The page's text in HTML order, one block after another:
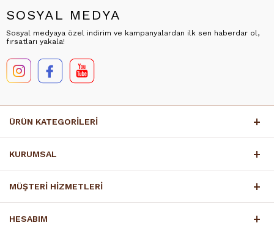
SOSYAL MEDYA
Sosyal medyaya özel indirim ve kampanyalardan ilk sen haberdar ol,
fırsatları yakala!
ÜRÜN KATEGORİLERİ
KURUMSAL
MÜŞTERİ HİZMETLERİ
HESABIM